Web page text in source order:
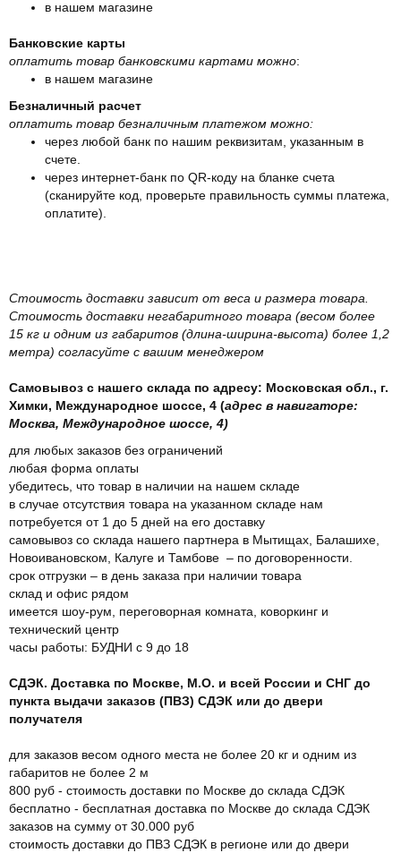
в нашем магазине
Банковские карты
оплатить товар банковскими картами можно:
в нашем магазине
Безналичный расчет
оплатить товар безналичным платежом можно:
через любой банк по нашим реквизитам, указанным в
счете.
через интернет-банк по QR-коду на бланке счета
(сканируйте код, проверьте правильность суммы платежа,
оплатите).
Стоимость доставки зависит от веса и размера товара.
Стоимость доставки негабаритного товара (весом более
15 кг и одним из габаритов (длина-ширина-высота) более 1,2
метра) согласуйте с вашим менеджером
Самовывоз с нашего склада по адресу: Московская обл., г.
Химки, Международное шоссе, 4 (адрес в навигаторе:
Москва, Международное шоссе, 4)
для любых заказов без ограничений
любая форма оплаты
убедитесь, что товар в наличии на нашем складе
в случае отсутствия товара на указанном складе нам
потребуется от 1 до 5 дней на его доставку
самовывоз со склада нашего партнера в Мытищах, Балашихе,
Новоивановском, Калуге и Тамбове – по договоренности.
срок отгрузки – в день заказа при наличии товара
склад и офис рядом
имеется шоу-рум, переговорная комната, коворкинг и
технический центр
часы работы: БУДНИ с 9 до 18
СДЭК. Доставка по Москве, М.О. и всей России и СНГ до
пункта выдачи заказов (ПВЗ) СДЭК или до двери
получателя
для заказов весом одного места не более 20 кг и одним из
габаритов не более 2 м
800 руб - стоимость доставки по Москве до склада СДЭК
бесплатно - бесплатная доставка по Москве до склада СДЭК
заказов на сумму от 30.000 руб
стоимость доставки до ПВЗ СДЭК в регионе или до двери